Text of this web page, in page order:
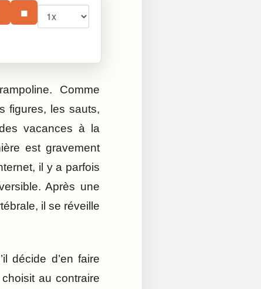
■
Comme
figures, les sauts,
vacances à la
est gravement
il y a parfois
Après une
il se réveille
décide d’en faire
au contraire